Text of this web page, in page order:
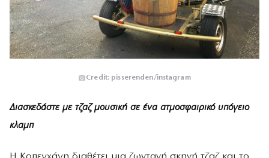
Credit: pisserenden/instagram
Διασκεδάστε με τζαζ μουσική σε ένα ατμοσφαιρικό υπόγειο
κλαμπ